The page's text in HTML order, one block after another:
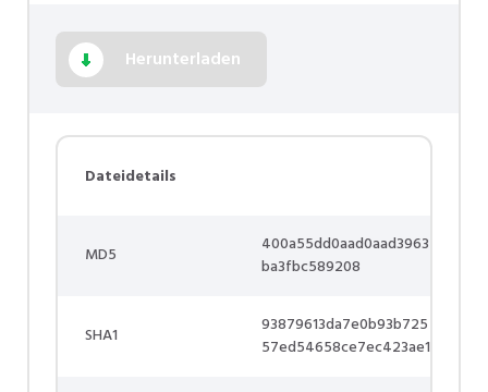
Herunterladen
Dateidetails
MD5
400a55dd0aad0aad3963
ba3fbc589208
SHA1
93879613da7e0b93b725
57ed54658ce7ec423ae1